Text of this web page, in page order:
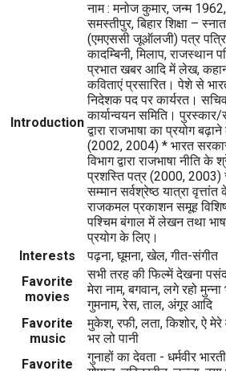
Introduction
नाम : मनोज कुमार, जन्म
समस्तीपुर, बिहार शिक्षा –
(एमएससी जूऑलजी) पत्र
कादम्बिनी, मिलाप, राजस्थान
प्रभात खबर आदि में लेख,
कविताएं प्रसारित। पेशे से
निदेशक पद पर कार्यरत।
कार्यान्वयन समिति।
द्वारा राजभाषा का प्रयोग
(2002, 2004) * भारत
विभाग द्वारा राजभाषा नीति के
प्रशस्ति पत्र (2000, 2003)
सम्मान सर्वश्रेष्ठ यात्रा
राजकमल प्रकाशन समूह
पश्चिम बंगाल में लेखन तथा
प्रयोग के लिए।
Interests
पढ़ना, घूमना, खेल, गीत-संगीत
Favorite
movies
सभी तरह की फिल्में देखना
मेरा नाम, बगवान, लगे रहो
गुमनाम, रेस, ताल, अंगूर आदि
Favorite
music
मुकेश, रफी, लता, किशोर, ऐ
भर लो पानी
Favorite
गुनाहों का देवता - धर्मवीर